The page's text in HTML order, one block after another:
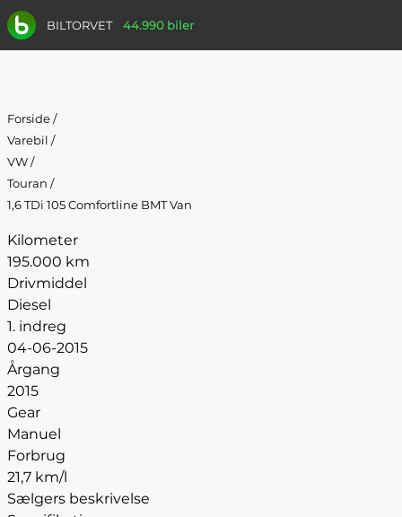
BILTORVET 44.990 biler
Forside/
Varebil /
VW/
Touran /
1,6 TDi 105 Comfortline BMT Van
Kilometer
195.000 km
Drivmiddel
Diesel
1. indreg
04-06-2015
Årgang
2015
Gear
Manuel
Forbrug
21,7 km/l
Sælgers beskrivelse